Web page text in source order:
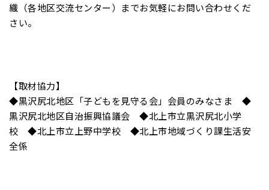
織（各地区交流センター）までお気軽にお問い合わせくだ
さい。
【取材協力】
◆黒沢尻北地区「子どもを見守る会」会員のみなさま ◆
黒沢尻北地区自治振興協議会 ◆北上市立黒沢尻北小学
校 ◆北上市立上野中学校 ◆北上市地域づくり課生活安
全係